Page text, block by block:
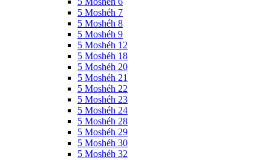
5 Moshéh 7
5 Moshéh 8
5 Moshéh 9
5 Moshéh 12
5 Moshéh 18
5 Moshéh 20
5 Moshéh 21
5 Moshéh 22
5 Moshéh 23
5 Moshéh 24
5 Moshéh 28
5 Moshéh 29
5 Moshéh 30
5 Moshéh 32